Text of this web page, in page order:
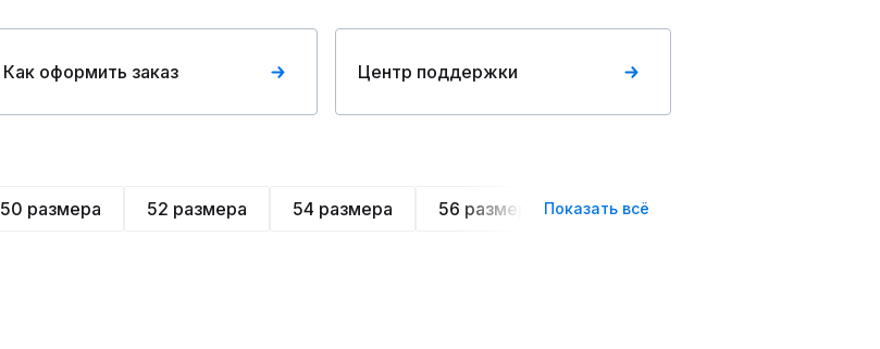
Как оформить заказ Центр поддержки
50 размера 52 размера 54 размера 56 размера Домашние костюмы
Показать всё